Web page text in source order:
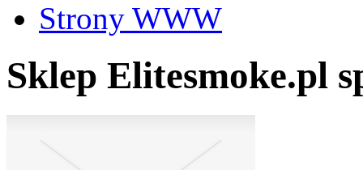
Strony WWW
Sklep Elitesmoke.pl